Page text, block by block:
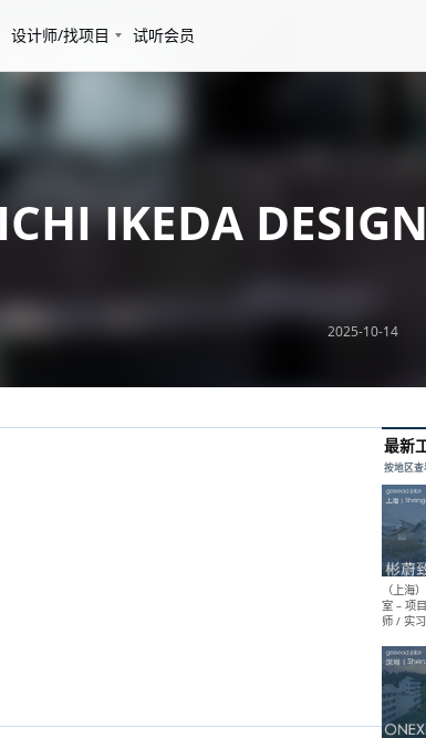
设计师/找项目 试听会员
IKEDA DESIGN
2025-10-14